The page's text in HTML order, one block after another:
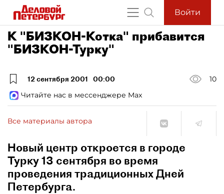
Войти
К "БИЗКОН-Котка" прибавится
"БИЗКОН-Турку"
12 сентября 2001 00:00
10
Читайте нас в мессенджере Max
Все материалы автора
Новый центр откроется в городе
Турку 13 сентября во время
проведения традиционных Дней
Петербурга.